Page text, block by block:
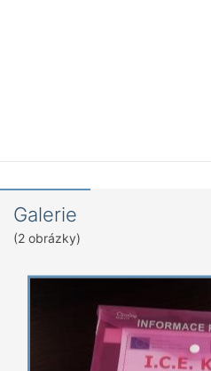
Galerie
(2 obrázky)